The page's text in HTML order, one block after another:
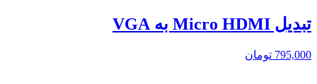
تبدیل Micro HDMI به VGA
795,000 تومان